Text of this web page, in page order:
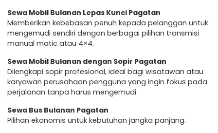
Sewa Mobil Bulanan Lepas Kunci Pagatan
Memberikan kebebasan penuh kepada pelanggan untuk
mengemudi sendiri dengan berbagai pilihan transmisi
manual matic atau 4×4.
Sewa Mobil Bulanan dengan Sopir Pagatan
Dilengkapi sopir profesional, ideal bagi wisatawan atau
karyawan perusahaan pengguna yang ingin fokus pada
perjalanan tanpa harus mengemudi.
Sewa Bus Bulanan Pagatan
Pilihan ekonomis untuk kebutuhan jangka panjang.